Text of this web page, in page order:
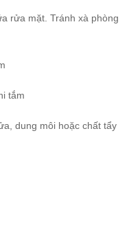
rửa mặt. Tránh xà phòng
tắm
dung môi hoặc chất tẩy